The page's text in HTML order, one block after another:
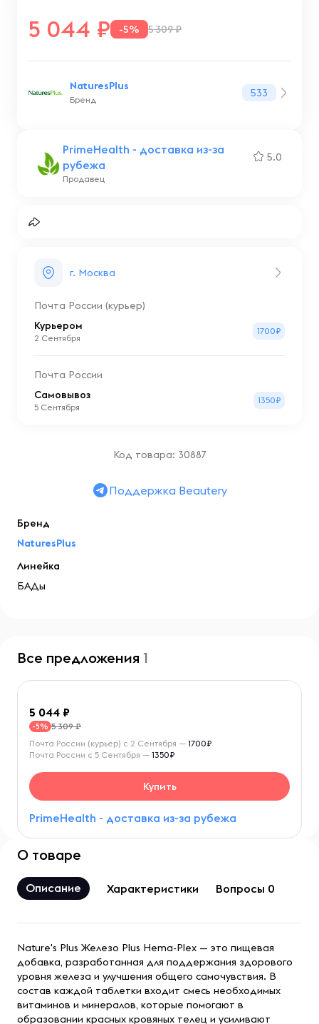
PrimeHealth - доставка из-за
рубежа
5.0
Продавец
5 044 -5% 5 309 ₽
NaturesPlus
Бренд
533
г. Москва
Почта России (курьер)
Курьером
2 Сентября
1700₽
Почта России
Самовывоз
5 Сентября
1350₽
Код товара: 30887
Поддержка Beautery
Бренд
NaturesPlus
Линейка
БАДы
Все предложения 1
5 044
-5% 5 309 ₽
PrimeHealth - доставка из-за рубежа
Почта России (курьер) с 2 Сентября — 1700₽
Почта России с 5 Сентября — 1350₽
Купить
О товаре
Описание Характеристики Вопросы 0
Nature's Plus Железо Plus Hema-Plex — это пищевая
добавка, разработанная для поддержания здорового
уровня железа и улучшения общего самочувствия. В
состав каждой таблетки входит смесь необходимых
витаминов и минералов, которые помогают в
образовании красных кровяных телец и усиливают